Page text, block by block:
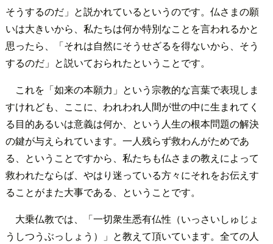
そうするのだ」と説かれているというのです。仏さまの願
いは大きいから、私たちは何か特別なことを言われるかと
思ったら、「それは自然にそうせざるを得ないから、そう
するのだ」と説いておられたということです。
これを「如来の本願力」という宗教的な言葉で表現しま
すけれども、ここに、われわれ人間が世の中に生まれてく
る目的あるいは意義は何か、という人生の根本問題の解決
の鍵が与えられています。一人残らず救わんがためであ
る、ということですから、私たちも仏さまの教えによって
救われたならば、やはり迷っている方々にそれをお伝えす
ることがまた大事である、ということです。
大乗仏教では、「一切衆生悉有仏性（いっさいしゅじょ
うしつうぶっしょう）」と教えて頂いています。全ての人